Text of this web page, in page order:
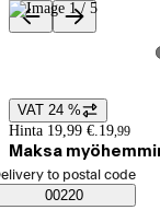
Product
Price details
VAT 24 %
Hinta 19,99 €. 19,99
Maksa
Saatavuustiedot
order method
to postal code
00220